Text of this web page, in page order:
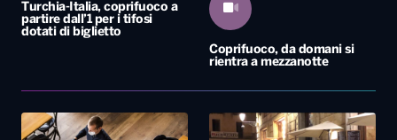
Turchia-Italia, coprifuoco a
partire dall’1 per i tifosi
dotati di biglietto
Coprifuoco, da domani si
rientra a mezzanotte